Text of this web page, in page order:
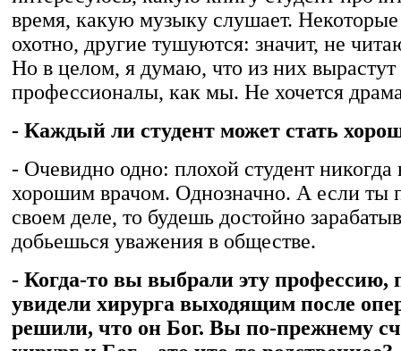
время, какую музыку слушает.
охотно, другие тушуются: значит, не
Но в целом, я думаю, что из них вырастут
профессионалы, как мы. Не хочется
- Каждый ли студент может стать
- Очевидно одно: плохой студент никогда
хорошим врачом. Однозначно. А если ты
своем деле, то будешь достойно
добьешься уважения в обществе.
- Когда-то вы выбрали эту профессию,
увидели хирурга выходящим после
решили, что он Бог. Вы по-прежнему